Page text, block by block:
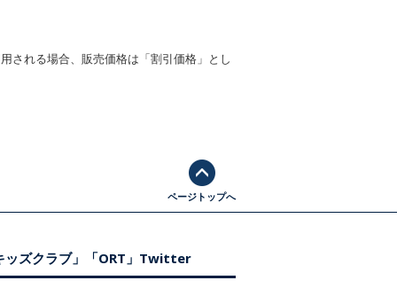
される場合、販売価格は「割引価格」とし
ページトップへ
ッズクラブ」「ORT」Twitter